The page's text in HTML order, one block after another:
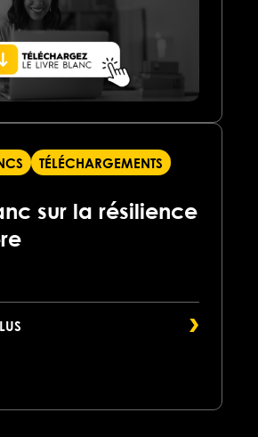
TÉLÉCHARGEMENTS
sur la résilience